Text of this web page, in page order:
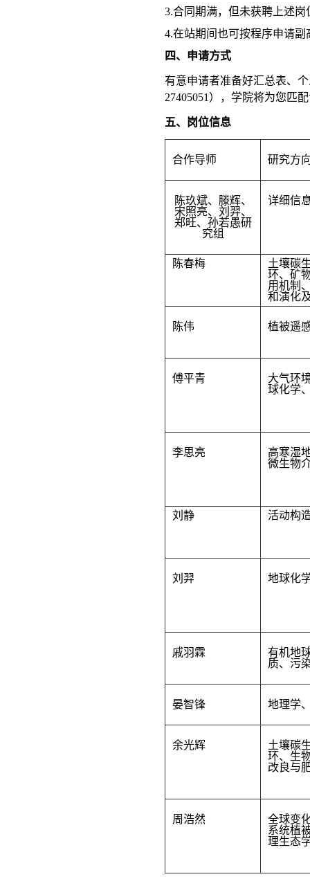
3.合同期满，但未获聘上述
4.在站期间也可按程序申请
四、申请方式
有意申请者准备好汇总表、
27405051），学院将为您匹
五、岗位信息
合作导师 研究方
陈玖斌、滕辉、
宋照亮、刘羿、
郑旺、孙若愚研
究组
详细信
陈春梅
土壤碳
环、矿
用机制
和演化
陈伟 植被遥
傅平青
大气环
球化学
李思亮
高寒湿
微生物
刘静 活动构
刘羿 地球化
戚羽霖
有机地
质、污
晏智锋 地理学
余光辉
土壤碳
环、生
改良与
周浩然
全球变
系统植
理生态